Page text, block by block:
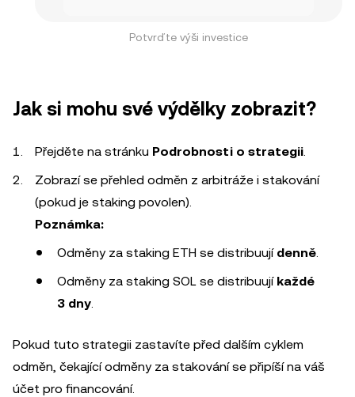
Potvrďte výši investice
Jak si mohu své výdělky zobrazit?
Přejděte na stránku Podrobnosti o strategii
Zobrazí se přehled odměn z arbitráže i stakování
(pokud je staking povolen).
Poznámka:
Odměny za staking ETH se distribuují denně
Odměny za staking SOL se distribuují každé
3 dny
Pokud tuto strategii zastavíte před dalším cyklem
odměn, čekající odměny za stakování se připíší na váš
účet pro financování.